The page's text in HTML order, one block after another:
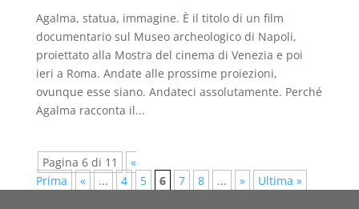
Agalma, statua, immagine. È il titolo di un film
documentario sul Museo archeologico di Napoli,
proiettato alla Mostra del cinema di Venezia e poi
ieri a Roma. Andate alle prossime proiezioni,
ovunque esse siano. Andateci assolutamente. Perché
Agalma racconta il...
Pagina 6 di 11
«
Prima
« ... 4 5 6 7 8 ... » Ultima »